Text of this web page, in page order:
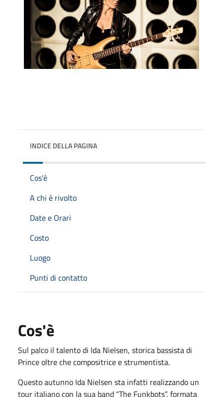
INDICE DELLA PAGINA
Cos'è
A chi è rivolto
Date e Orari
Costo
Luogo
Punti di contatto
Cos'è
Sul palco il talento di Ida Nielsen, storica bassista di
Prince oltre che compositrice e strumentista.
Questo autunno Ida Nielsen sta infatti realizzando un
tour italiano con la sua band “The Funkbots”, formata